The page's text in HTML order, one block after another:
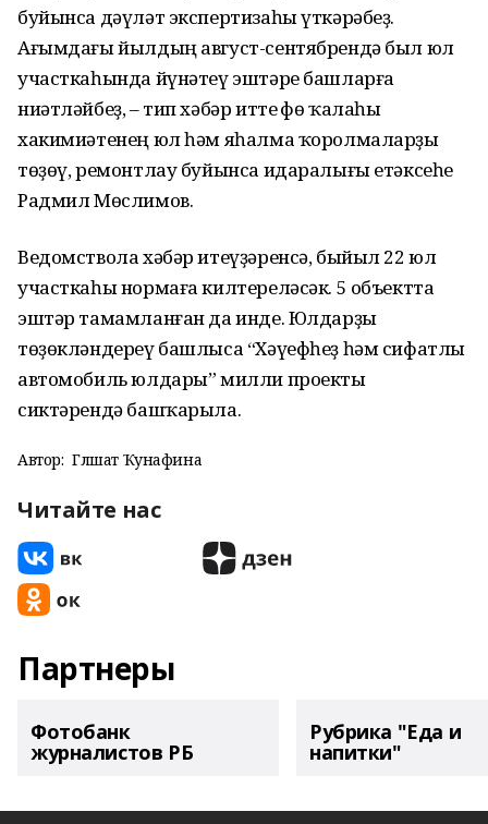
буйынса дәүләт экспертизаһы үткәрәбеҙ.
Ағымдағы йылдың август-сентябрендә был юл
участкаһында йүнәтеү эштәре башларға
ниәтләйбеҙ, – тип хәбәр итте Өфө ҡалаһы
хакимиәтенең юл һәм яһалма ҡоролмаларҙы
төҙөү, ремонтлау буйынса идаралығы етәксеһе
Радмил Мөслимов.
Ведомствола хәбәр итеүҙәренсә, быйыл 22 юл
участкаһы нормаға килтереләсәк. 5 объектта
эштәр тамамланған да инде. Юлдарҙы
төҙөкләндереү башлыса “Хәүефһеҙ һәм сифатлы
автомобиль юлдары” милли проекты
сиктәрендә башҡарыла.
Автор: Гөлшат Ҡунафина
Читайте нас
Партнеры
Фотобанк
журналистов РБ
Рубрика "Еда и
напитки"